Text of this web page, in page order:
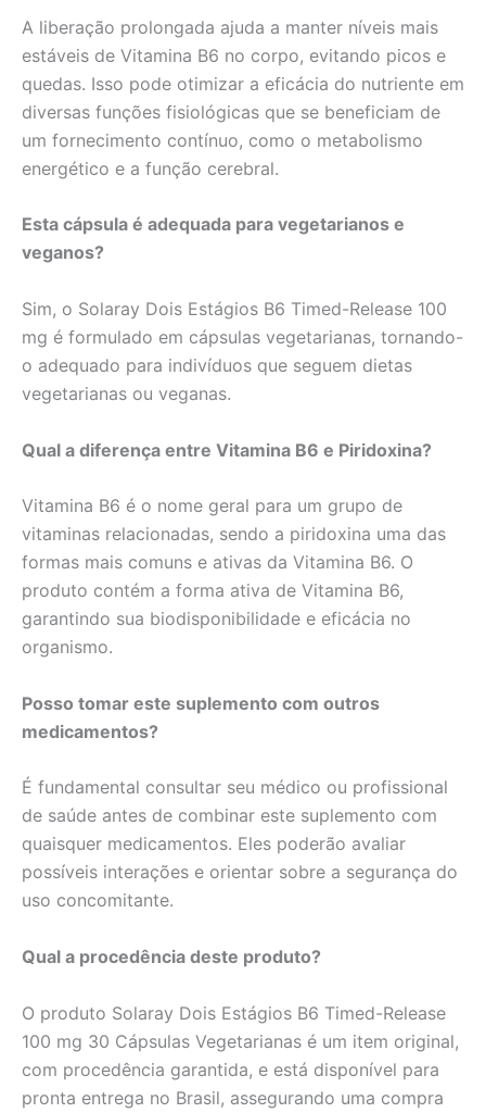
A liberação prolongada ajuda a manter níveis mais
estáveis de Vitamina B6 no corpo, evitando picos e
quedas. Isso pode otimizar a eficácia do nutriente em
diversas funções fisiológicas que se beneficiam de
um fornecimento contínuo, como o metabolismo
energético e a função cerebral.
Esta cápsula é adequada para vegetarianos e
veganos?
Sim, o Solaray Dois Estágios B6 Timed-Release 100
mg é formulado em cápsulas vegetarianas, tornando-
o adequado para indivíduos que seguem dietas
vegetarianas ou veganas.
Qual a diferença entre Vitamina B6 e Piridoxina?
Vitamina B6 é o nome geral para um grupo de
vitaminas relacionadas, sendo a piridoxina uma das
formas mais comuns e ativas da Vitamina B6. O
produto contém a forma ativa de Vitamina B6,
garantindo sua biodisponibilidade e eficácia no
organismo.
Posso tomar este suplemento com outros
medicamentos?
É fundamental consultar seu médico ou profissional
de saúde antes de combinar este suplemento com
quaisquer medicamentos. Eles poderão avaliar
possíveis interações e orientar sobre a segurança do
uso concomitante.
Qual a procedência deste produto?
O produto Solaray Dois Estágios B6 Timed-Release
100 mg 30 Cápsulas Vegetarianas é um item original,
com procedência garantida, e está disponível para
pronta entrega no Brasil, assegurando uma compra